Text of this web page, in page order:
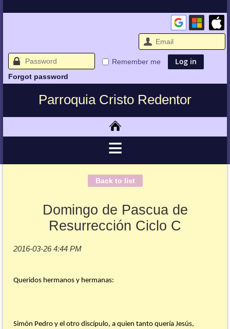
Remember me
Forgot password
Parroquia Cristo Redentor
Back to list
Domingo de Pascua de
Resurrección Ciclo C
Queridos hermanos y hermanas:
Simón Pedro y el otro discípulo, a quien tanto quería Jesús,